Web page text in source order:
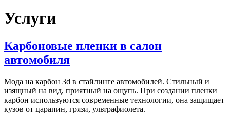
Услуги
Карбоновые пленки в салон
автомобиля
Мода на карбон 3d в стайлинге автомобилей. Стильный и
изящный на вид, приятный на ощупь. При создании пленки
карбон используются современные технологии, она защищает
кузов от царапин, грязи, ультрафиолета.